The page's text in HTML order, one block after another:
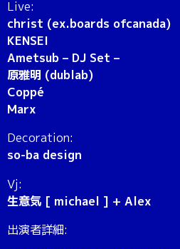
Live:
christ (ex.boards ofcanada)
KENSEI
Ametsub – DJ Set –
原雅明 (dublab)
Coppé
Marx
Decoration:
so-ba design
Vj:
生意気 [ michael ] + Alex
出演者詳細: